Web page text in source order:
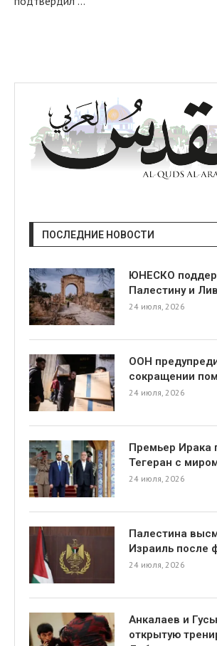
ПОСЛЕДНИЕ НОВОСТИ
ЮНЕСКО
Палестину и
24 июля, 2026
ООН
сокращении
24 июля, 2026
Премьер Ирака
Тегеран с
24 июля, 2026
Палестина
Израиль после
24 июля, 2026
Анкалаев и
открытую